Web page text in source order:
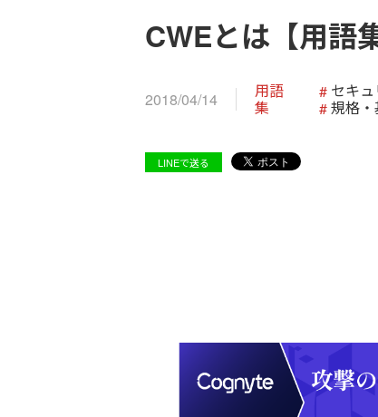
CWEとは【用語
2018/04/14
用語
集
セキ
規格
LINEで送る